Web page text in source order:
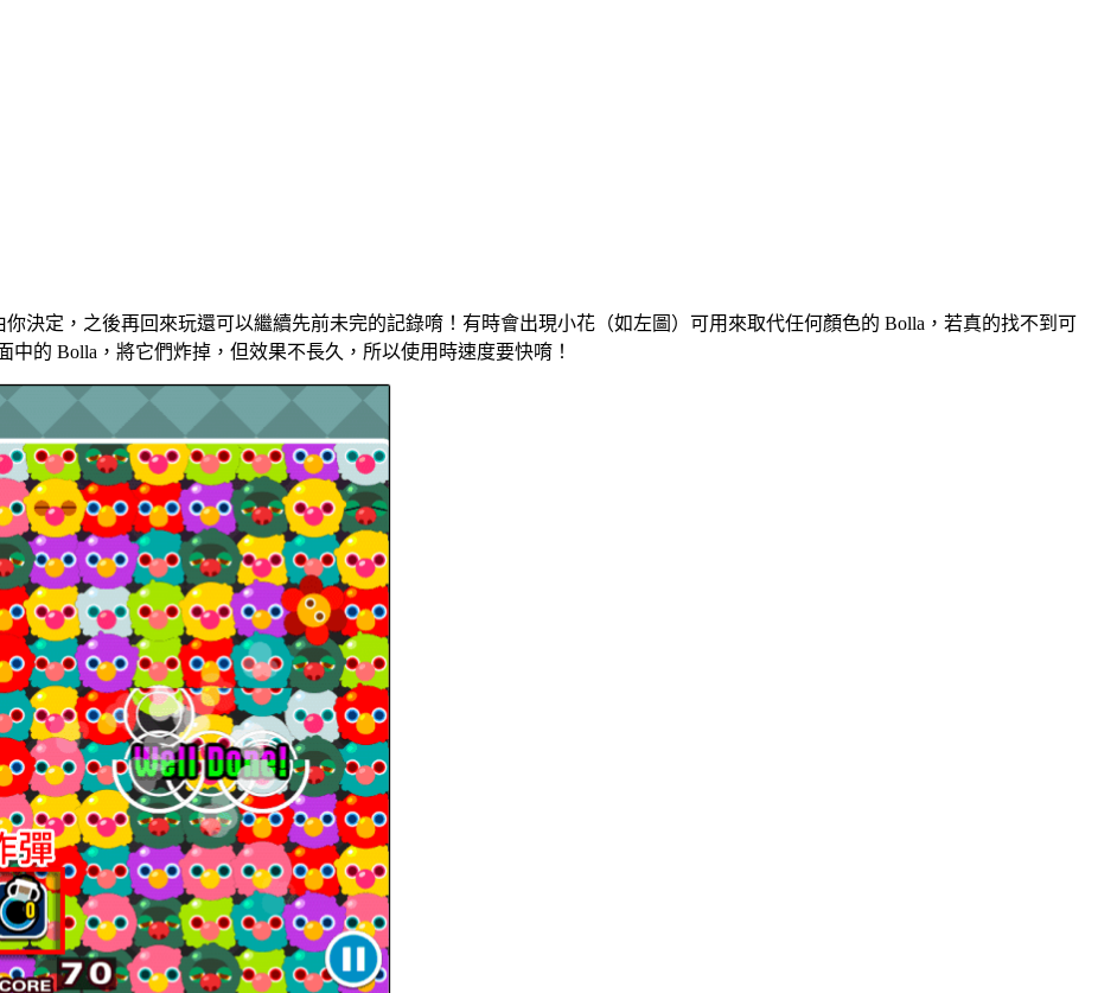
決定，之後再回來玩還可以繼續先前未完的記錄唷！有時會出現小花（如左圖）可用來取代任何顏色的 Bolla，若真的找不到可
的 Bolla，將它們炸掉，但效果不長久，所以使用時速度要快唷！